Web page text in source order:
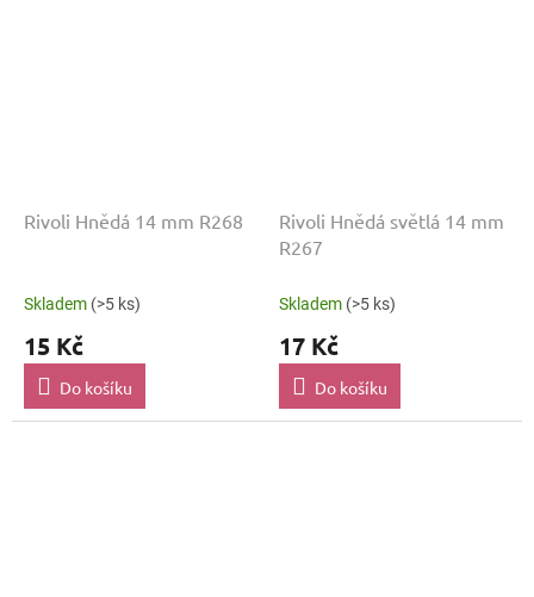
Rivoli Hnědá 14 mm R268
Skladem (>5 ks)
15 Kč
Do košíku
Rivoli Hnědá světlá 14 mm
R267
Skladem (>5 ks)
17 Kč
Do košíku